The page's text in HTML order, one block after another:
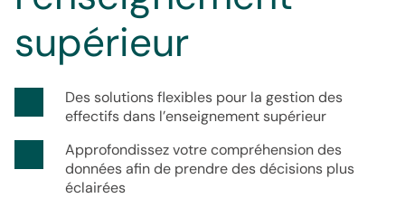
supérieur
Des solutions flexibles pour la gestion des
effectifs dans l’enseignement supérieur
Approfondissez votre compréhension des
données afin de prendre des décisions plus
éclairées